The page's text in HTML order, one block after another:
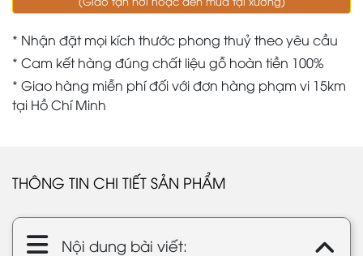
* Nhận đặt mọi kích thước phong thuỷ theo yêu cầu
* Cam kết hàng đúng chất liệu gỗ hoàn tiền 100%
* Giao hàng miễn phí đối với đơn hàng phạm vi 15km
tại Hồ Chí Minh
THÔNG TIN CHI TIẾT SẢN PHẨM
Nội dung bài viết: